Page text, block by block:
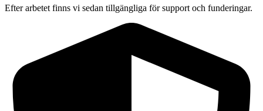
Efter arbetet finns vi sedan tillgängliga för support och funderingar.